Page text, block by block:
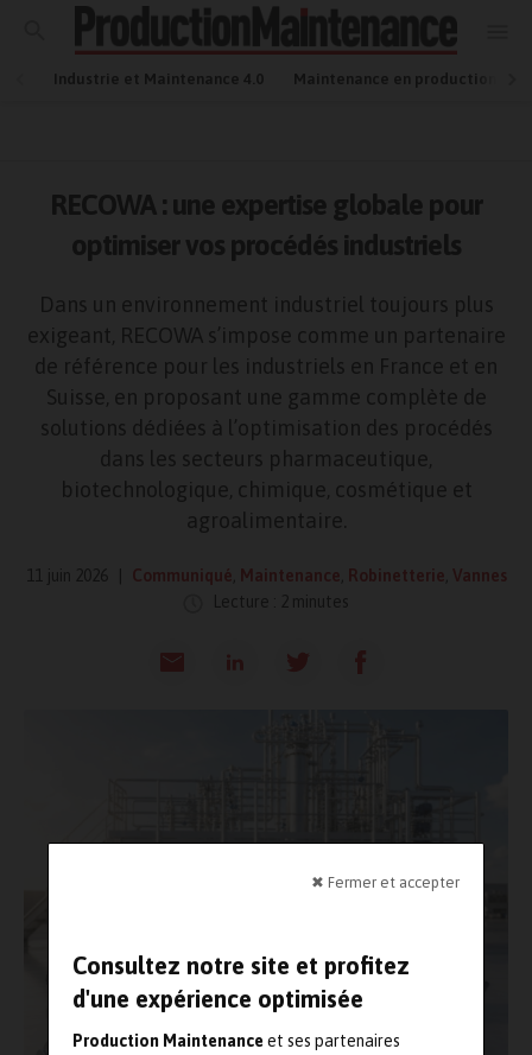
✖ Fermer et accepter
Consultez notre site et profitez
d'une expérience optimisée
Production Maintenanceet ses partenaires
Industrie et Maintenance 4.0 Maintenance en production
RECOWA : une expertise globale pour
optimiser vos procédés industriels
Dans un environnement industriel toujours plus
exigeant, RECOWA s’impose comme un partenaire
de référence pour les industriels en France et en
Suisse, en proposant une gamme complète de
solutions dédiées à l’optimisation des procédés
dans les secteurs pharmaceutique,
biotechnologique, chimique, cosmétique et
agroalimentaire.
11 juin 2026 Communiqué Maintenance Robinetterie Vannes
Lecture : 2 minutes